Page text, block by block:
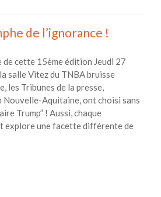
de l’ignorance !
de cette 15ème édition Jeudi 27
salle Vitez du TNBA bruisse
les Tribunes de la presse,
Nouvelle-Aquitaine, ont choisi sans
Trump” ! Aussi, chaque
explore une facette différente de